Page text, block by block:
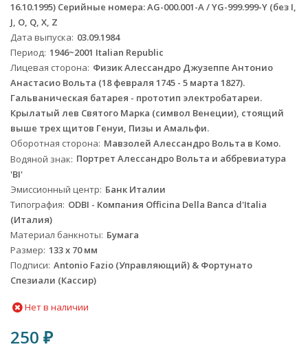
16.10.1995) Серийные номера: AG-000.001-A / YG-999.999-Y (без I,
J, O, Q, X, Z
Дата выпуска 03.09.1984
Период 1946~2001 Italian Republic
Лицевая сторона Физик Алессандро Джузеппе Антонио
Анастасио Вольта (18 февраля 1745 - 5 марта 1827).
Гальваническая батарея - прототип электробатареи.
Крылатый лев Святого Марка (символ Венеции), стоящий
выше трех щитов Генуи, Пизы и Амальфи.
Оборотная сторона Мавзолей Алессандро Вольта в Комо.
Водяной знак Портрет Алессандро Вольта и аббревиатура
'BI'
Эмиссионный центр Банк Италии
Типография ODBI - Компания Officina Della Banca d'Italia
(Италия)
Материал банкноты Бумага
Размер 133 x 70 мм
Подписи Antonio Fazio (Управляющий) & Фортунато
Спезиали (Кассир)
Нет в наличии
250 ₽